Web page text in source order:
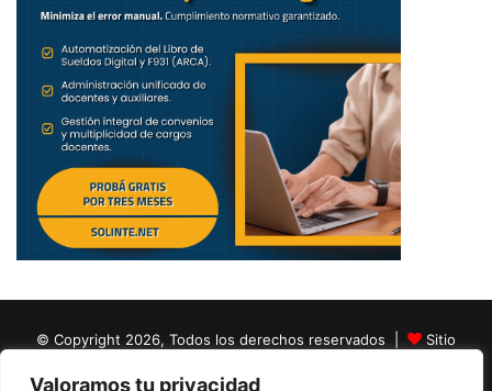
Valoramos tu privacidad
Las personas interesadas podrán registrarse al webinar y
solicitar información sobre la certificación a través de la
convocatoria especial REDIE / Gestión Educativa.
https://www.youtube.com/watch?v=f8EdxLl25xQ
Convocatoria especial REDIE /
Gestión Educativa
convocatoria especial para laCertificación Internacional
© Copyright 2026, Todos los derechos reservados |
Sitio
creado por NextBrain Educación